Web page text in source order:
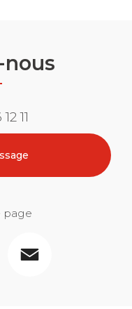
nous
11
page